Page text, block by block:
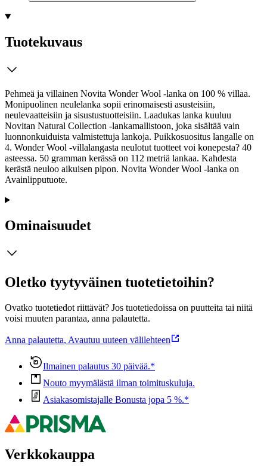
Tuotekuvaus
Pehmeä ja villainen Novita Wonder Wool -lanka on 100 % villaa.
Monipuolinen neulelanka sopii erinomaisesti asusteisiin,
neulevaatteisiin ja sisustustuotteisiin. Laadukas lanka kuuluu
Novitan Natural Collection -lankamallistoon, joka sisältää vain
luonnonkuiduista valmistettuja lankoja. Puikkosuositus langalle on
4. Wonder Wool -villalangasta neulotut tuotteet voi konepesta? 40
asteessa. 50 gramman kerässä on 112 metriä lankaa. Kahdesta
kerästä neuloo aikuisen pipon. Novita Wonder Wool -lanka on
Avainlipputuote.
Ominaisuudet
Oletko tyytyväinen tuotetietoihin?
Ovatko tuotetiedot riittävät? Jos tuotetiedoissa on puutteita tai niitä
voisi muuten parantaa, anna palautetta.
Anna palautetta, Avautuu uuteen välilehteen
Ilmainen palautus 30 päivää.*
Nouto myymälästä ilman toimituskuluja.
Asiakasomistajalle Bonusta jopa 5 %.*
Verkkokauppa